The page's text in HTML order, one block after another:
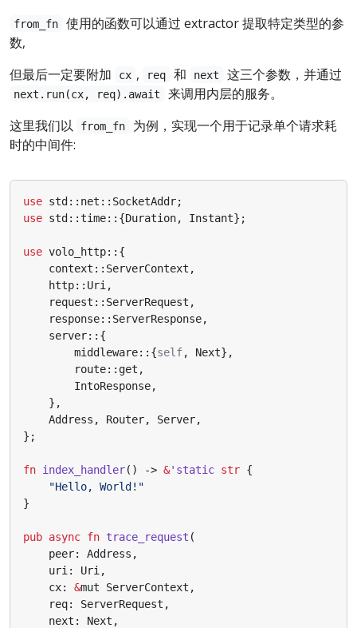
from_fn
使用的函数可以通过 extractor 提取特定类型的参
数,
但最后一定要附加
cx , req 和 next 这三个参数，并通过
next.run(cx, req).await
来调用内层的服务。
这里我们以
from_fn
为例，实现一个用于记录单个请求耗
时的中间件:
use std :: net :: SocketAddr;
use std ::time:: {Duration, Instant};
use volo_http:: {
context :: ServerContext ,
http:: Uri ,
request :: ServerRequest ,
response:: ServerResponse,
server:: {
middleware:: {self, Next},
route:: get ,
IntoResponse,
},
Address , Router, Server,
};
fn index_handler() -> &'static str {
"Hello, World!"
}
pub async fn trace_request (
peer: Address ,
uri : Uri ,
cx: &mut ServerContext ,
req: ServerRequest ,
next : Next ,